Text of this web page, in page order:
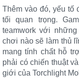
Thêm vào đó, yếu tố
tối quan trọng.
teamwork với
chơi nào sẽ làm thủ
mang tính chất hỗ
phải có chiến thuật
giới của Torchlight